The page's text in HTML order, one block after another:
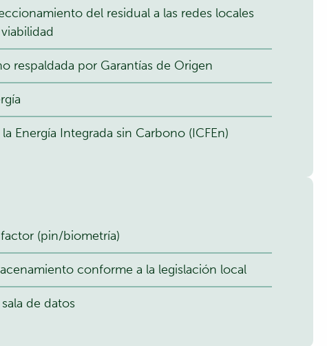
del residual a las redes locales
respaldada por Garantías de Origen
Energía Integrada sin Carbono (ICFEn)
(pin/biometría)
conforme a la legislación local
de datos